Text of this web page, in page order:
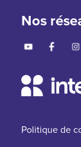
Nos
Politique de